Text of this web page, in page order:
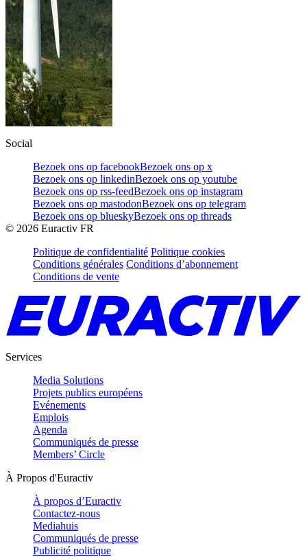
Social
Bezoek ons op facebookBezoek ons op x
Bezoek ons op linkedinBezoek ons op youtube
Bezoek ons op rss-feedBezoek ons op instagram
Bezoek ons op mastodonBezoek ons op telegram
Bezoek ons op blueskyBezoek ons op threads
© 2026 Euractiv FR
Politique de confidentialité Politique cookies
Conditions générales Conditions d’abonnement
Conditions de vente
Services
Media Solutions
Projets publics européens
Evénements
Emplois
Agenda
Communiqués de presse
Members’ Circle
À Propos d'Euractiv
À propos d’Euractiv
Contactez-nous
Mediahuis
Communiqués de presse
Publicité politique